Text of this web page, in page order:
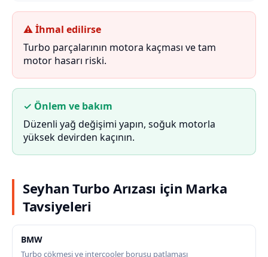
⚠ İhmal edilirse
Turbo parçalarının motora kaçması ve tam
motor hasarı riski.
✓ Önlem ve bakım
Düzenli yağ değişimi yapın, soğuk motorla
yüksek devirden kaçının.
Seyhan Turbo Arızası için Marka
Tavsiyeleri
BMW
Turbo çökmesi ve intercooler borusu patlaması